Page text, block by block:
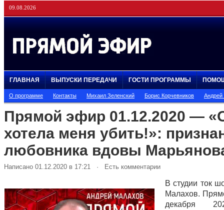
09.08.2026
ГЛАВНАЯ ВЫПУСКИ ПЕРЕДАЧИ ГОСТИ ПРОГРАММЫ
О программе Контакты Михаил Зеленский Борис Корчевников
Прямой эфир 01.12.2020 —
хотела меня убить!»:
любовника вдовы
Написано 01.12.2020 в 17:21 · Есть комментарии
В студии ток
Малахов.
декабря